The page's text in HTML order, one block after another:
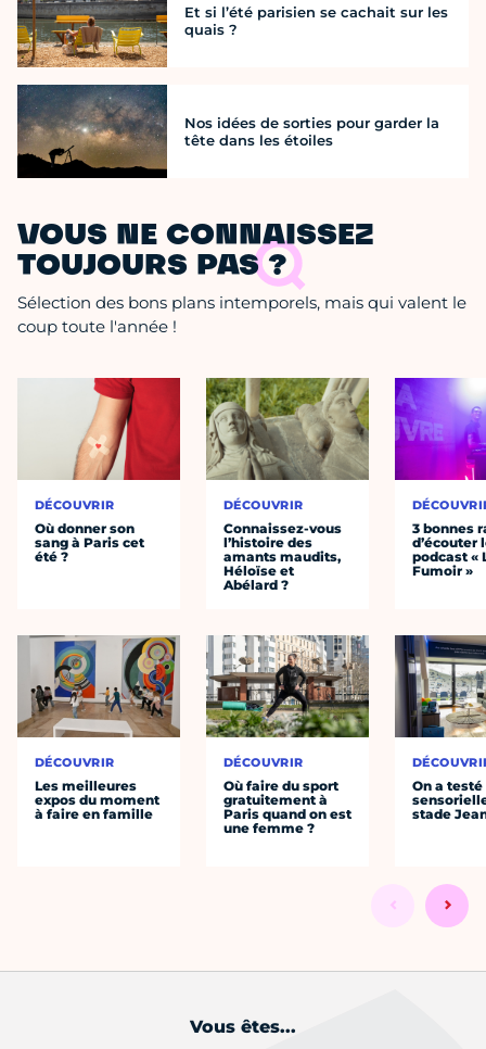
Et si l’été parisien se cachait sur les
quais ?
Nos idées de sorties pour garder la
tête dans les étoiles
VOUS NE CONNAISSEZ
TOUJOURS PAS ?
Sélection des bons plans intemporels, mais qui valent le
coup toute l'année !
DÉCOUVRIR
Où donner son
sang à Paris cet
été ?
DÉCOUVRIR
Les meilleures
expos du moment
à faire en famille
DÉCOUVRIR
Connaissez-vous
l’histoire des
amants maudits,
Héloïse et
Abélard ?
DÉCOUVRIR
Où faire du sport
gratuitement à
Paris quand on est
une femme ?
3 bonnes
d’écouter
podcast «
Fumoir »
On a
stade
Vous êtes...